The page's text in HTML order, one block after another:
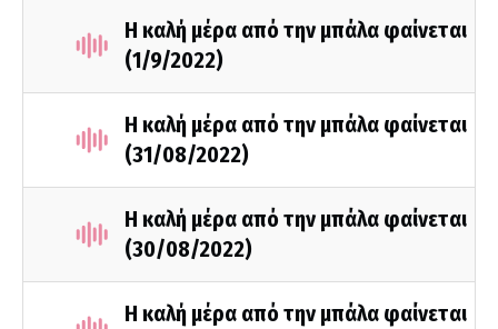
Η καλή μέρα από την μπάλα φαίνεται
(1/9/2022)
Η καλή μέρα από την μπάλα φαίνεται
(31/08/2022)
Η καλή μέρα από την μπάλα φαίνεται
(30/08/2022)
Η καλή μέρα από την μπάλα φαίνεται